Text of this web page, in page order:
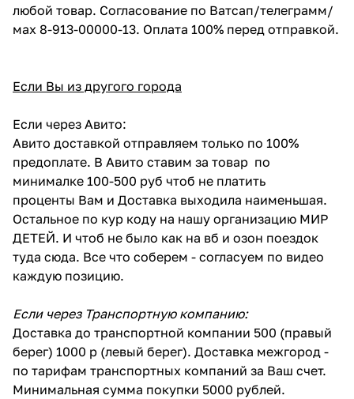
любой товар. Согласование по Ватсап/телеграмм/
мах 8-913-00000-13. Оплата 100% перед отправкой.
Если Вы из другого города
Если через Авито:
Авито доставкой отправляем только по 100%
предоплате. В Авито ставим за товар по
минималке 100-500 руб чтоб не платить
проценты Вам и Доставка выходила наименьшая.
Остальное по кур коду на нашу организацию МИР
ДЕТЕЙ. И чтоб не было как на вб и озон поездок
туда сюда. Все что соберем - согласуем по видео
каждую позицию.
Если через Транспортную компанию:
Доставка до транспортной компании 500 (правый
берег) 1000 р (левый берег). Доставка межгород -
по тарифам транспортных компаний за Ваш счет.
Минимальная сумма покупки 5000 рублей.